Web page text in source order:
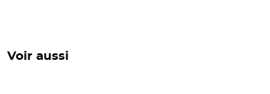
Voir aussi